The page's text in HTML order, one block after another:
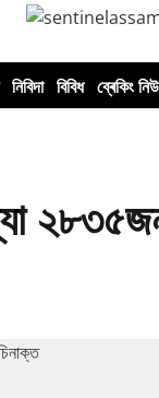
নিবিদা বিবিধ ব্ৰেকিং